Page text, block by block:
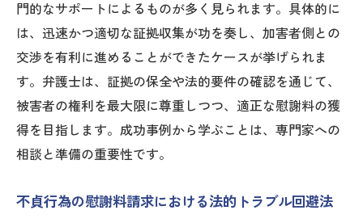
門的なサポートによるものが多く見られます。具体的に
は、迅速かつ適切な証拠収集が功を奏し、加害者側との
交渉を有利に進めることができたケースが挙げられま
す。弁護士は、証拠の保全や法的要件の確認を通じて、
被害者の権利を最大限に尊重しつつ、適正な慰謝料の獲
得を目指します。成功事例から学ぶことは、専門家への
相談と準備の重要性です。
不貞行為の慰謝料請求における法的トラブル回避法